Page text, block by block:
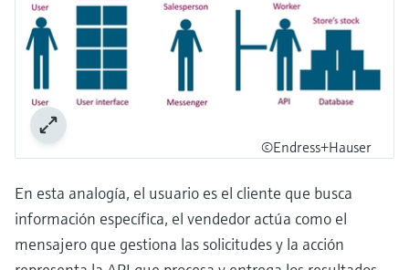
©Endress+Hauser
En esta analogía, el usuario es el cliente que busca
información específica, el vendedor actúa como el
mensajero que gestiona las solicitudes y la acción